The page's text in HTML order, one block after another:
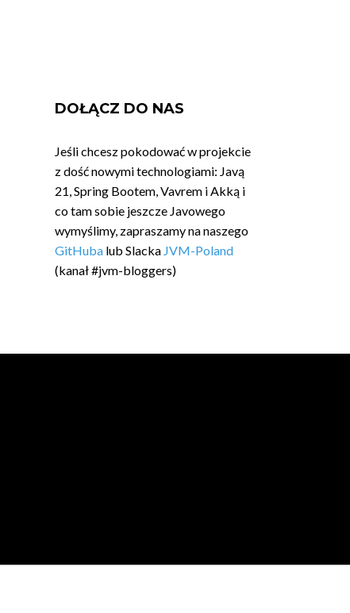
DOŁĄCZ DO NAS
Jeśli chcesz pokodować w projekcie
z dość nowymi technologiami: Javą
21, Spring Bootem, Vavrem i Akką i
co tam sobie jeszcze Javowego
wymyślimy, zapraszamy na naszego
GitHuba lub Slacka JVM-Poland
(kanał #jvm-bloggers)